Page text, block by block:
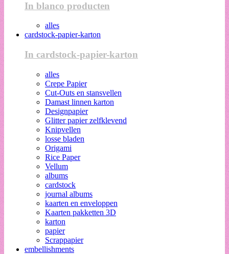
In blanco producten
alles
cardstock-papier-karton
In cardstock-papier-karton
alles
Crepe Papier
Cut-Outs en stansvellen
Damast linnen karton
Designpapier
Glitter papier zelfklevend
Knipvellen
losse bladen
Origami
Rice Paper
Vellum
albums
cardstock
journal albums
kaarten en enveloppen
Kaarten pakketten 3D
karton
papier
Scrappapier
embellishments